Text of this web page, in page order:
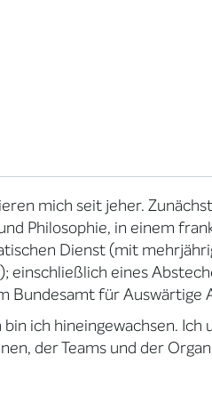
mich seit jeher.
Philosophie, in einem
Dienst (mit
einschließlich eines
Bundesamt für Auswärtige
ich hineingewachsen. Ich
der Teams und der